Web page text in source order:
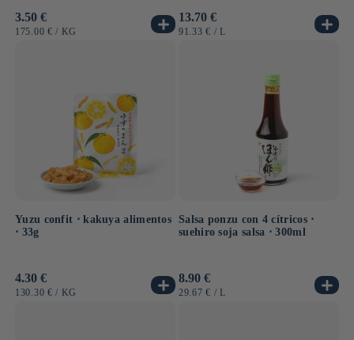
Precio
habitual
3.50 €
PRECIO
175.00 € / POR
KG
Precio
habitual
13.70 €
PRECIO
91.33 € / POR
L
Yuzu confit ⋅ kakuya alimentos
⋅ 33g
Precio
habitual
4.30 €
PRECIO
130.30 € / POR
KG
Salsa ponzu con 4 cítricos ⋅
suehiro soja salsa ⋅ 300ml
Precio
habitual
8.90 €
PRECIO
29.67 € / POR
L